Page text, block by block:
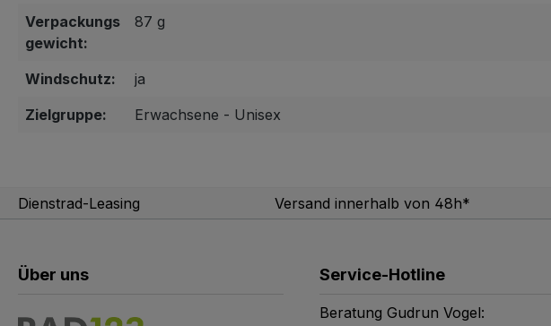
Verpackungs
gewicht:
87 g
Windschutz:
ja
Zielgruppe:
Erwachsene - Unisex
Dienstrad-Leasing Versand innerhalb von 48h*
Über uns Service-Hotline
Beratung Gudrun Vogel: